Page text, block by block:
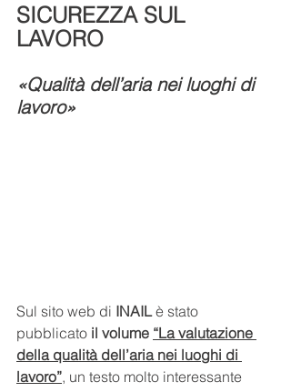
SICUREZZA SUL
LAVORO
«Qualità dell’aria nei luoghi di
lavoro»
Sul sito web di INAIL è stato
pubblicato il volume “La valutazione
della qualità dell’aria nei luoghi di
lavoro”, un testo molto interessante